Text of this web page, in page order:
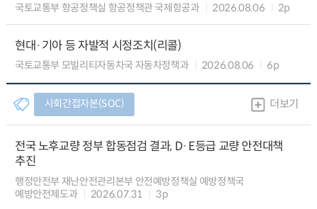
국토교통부 항공정책실 항공정책관 국제항공과 2026.08.06 2p
현대·기아 등 자발적 시정조치(리콜)
국토교통부 모빌리티자동차국 자동차정책과 2026.08.06 6p
사회간접자본(SOC) 더보기
전국 노후교량 정부 합동점검 결과, D·E등급 교량 안전대책
추진
행정안전부 재난안전관리본부 안전예방정책실 예방정책국
예방안전제도과
2026.07.31 3p